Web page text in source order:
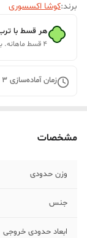
برند:کوشا اکسسوری
هر قسط با
۴ قسط ماهانه. بدون سود، چک و ضامن.
زمان آماده‌سازی 3
مشخصات
وزن حدودی
جنس
ابعاد حدودی خروجی